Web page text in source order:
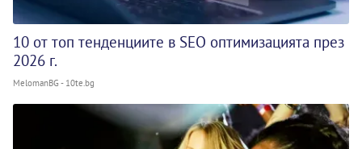
10 от топ тенденциите в SEO оптимизацията през
2026 г.
MelomanBG - 10te.bg